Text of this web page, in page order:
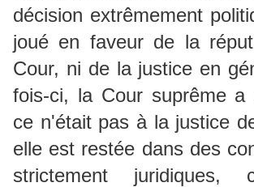
décision extrêmement
joué en faveur de la
Cour, ni de la justice en
fois-ci, la Cour suprême a
ce n'était pas à la justice
elle est restée dans des
strictement juridiques,